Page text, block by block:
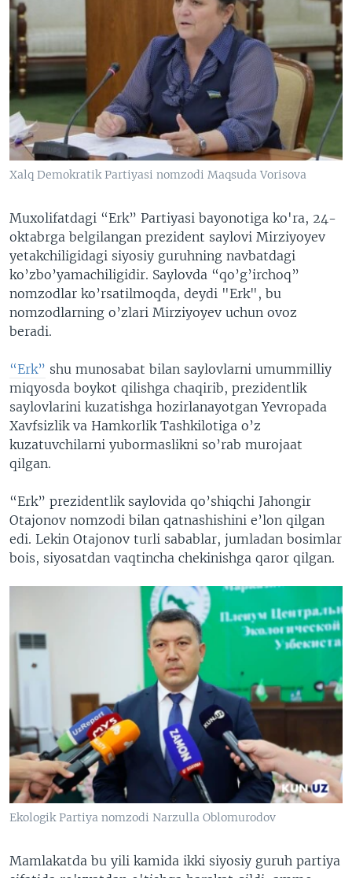
Xalq Demokratik Partiyasi nomzodi Maqsuda Vorisova
Muxolifatdagi “Erk” Partiyasi bayonotiga ko'ra, 24-
oktabrga belgilangan prezident saylovi Mirziyoyev
yetakchiligidagi siyosiy guruhning navbatdagi
ko’zbo’yamachiligidir. Saylovda “qo’g’irchoq”
nomzodlar ko’rsatilmoqda, deydi "Erk", bu
nomzodlarning o’zlari Mirziyoyev uchun ovoz
beradi.
“Erk” shu munosabat bilan saylovlarni umummilliy
miqyosda boykot qilishga chaqirib, prezidentlik
saylovlarini kuzatishga hozirlanayotgan Yevropada
Xavfsizlik va Hamkorlik Tashkilotiga o’z
kuzatuvchilarni yubormaslikni so’rab murojaat
qilgan.
“Erk” prezidentlik saylovida qo’shiqchi Jahongir
Otajonov nomzodi bilan qatnashishini e’lon qilgan
edi. Lekin Otajonov turli sabablar, jumladan bosimlar
bois, siyosatdan vaqtincha chekinishga qaror qilgan.
Ekologik Partiya nomzodi Narzulla Oblomurodov
Mamlakatda bu yili kamida ikki siyosiy guruh partiya